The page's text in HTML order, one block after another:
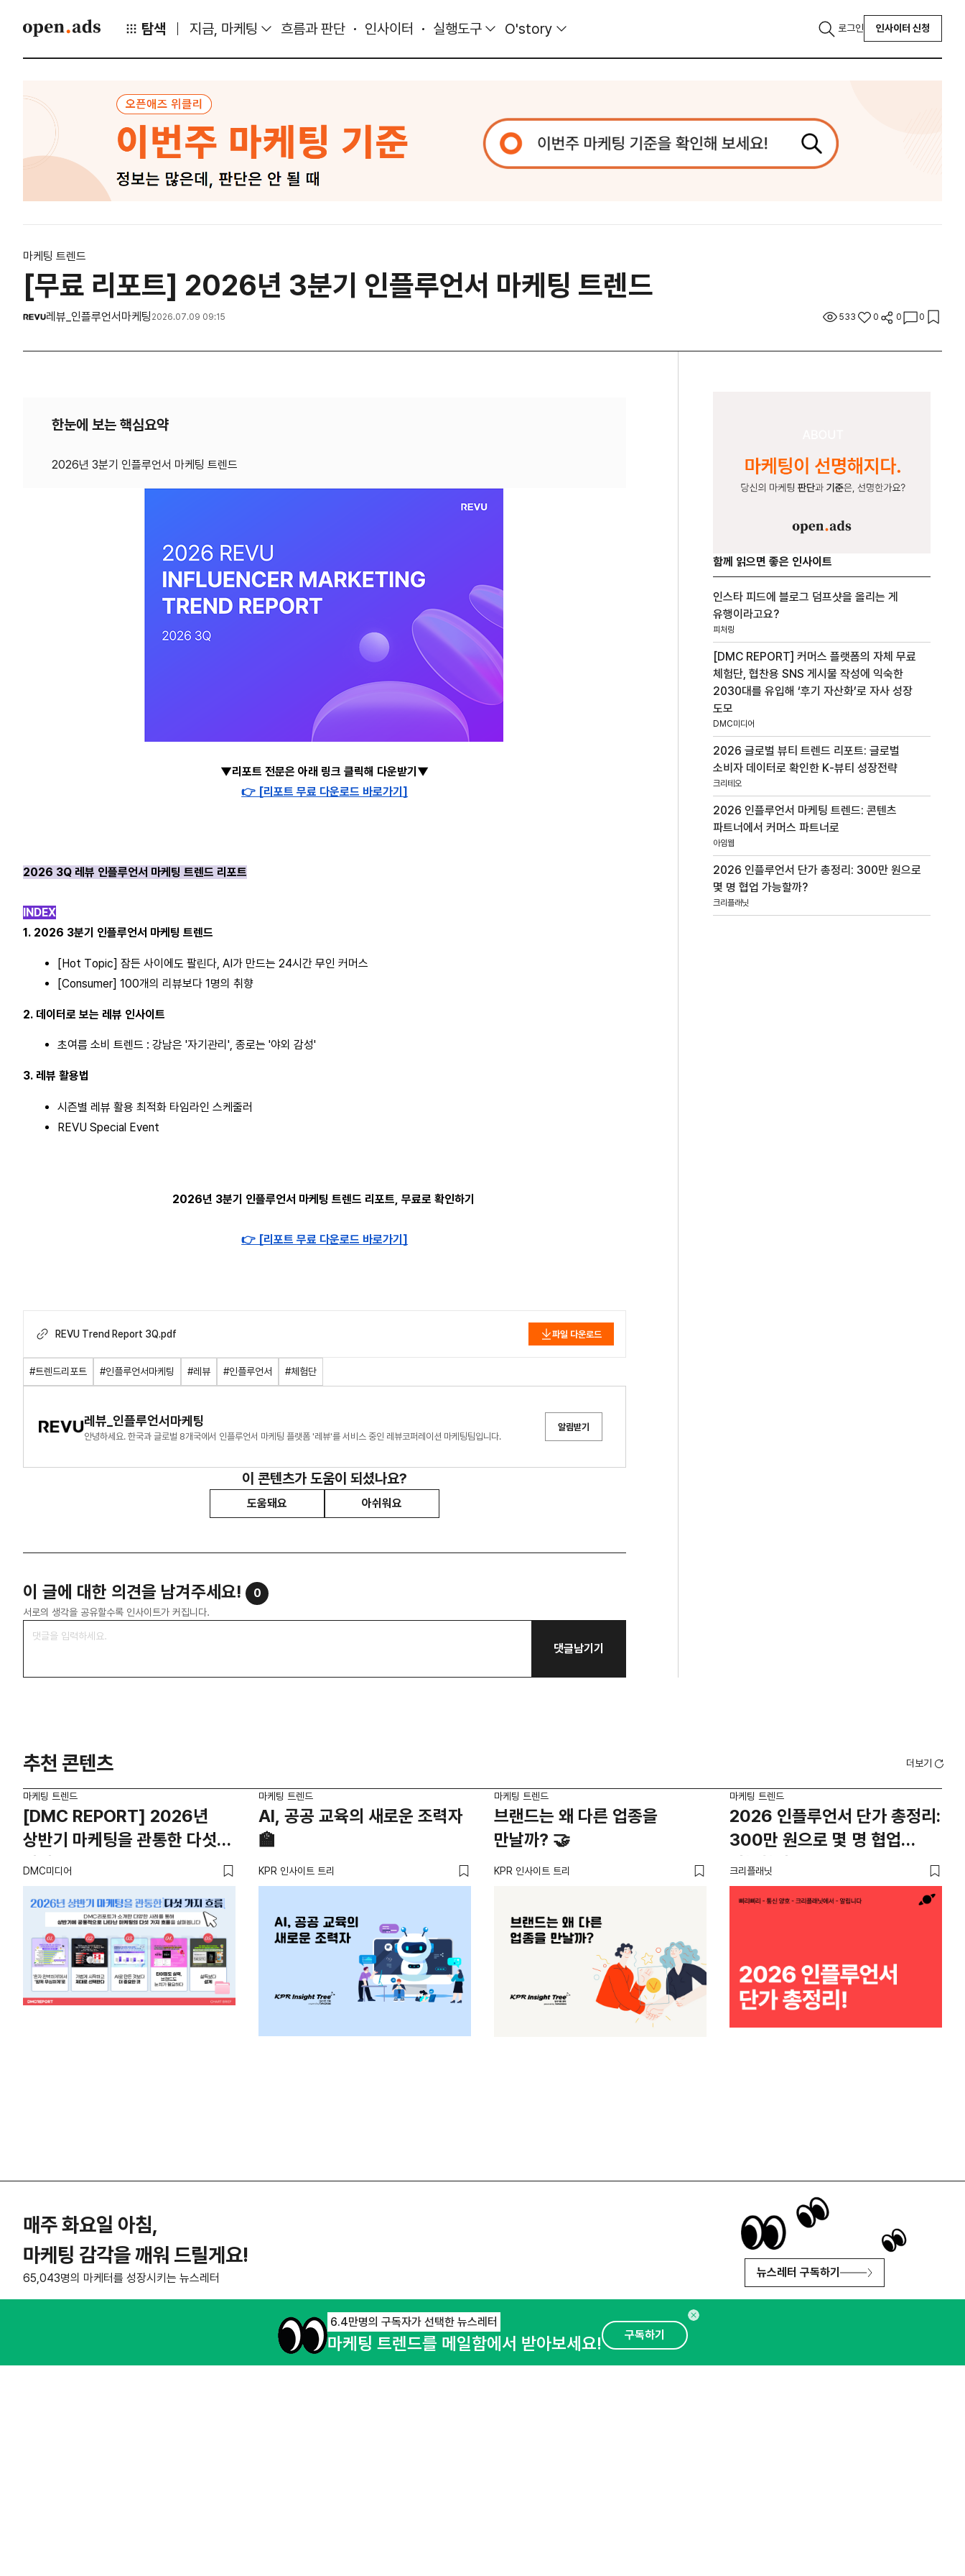
탐색 지금, 마케팅 흐름과 판단 인사이터 실행도구 O'story 로그인 인사이터 신청
마케팅 트렌드
[무료 리포트] 2026년 3분기 인플루언서 마케팅 트렌드
레뷰_인플루언서마케팅 2026.07.09 09:15 533 0 0 0
한눈에 보는 핵심요약
▼리포트 전문은 아래 링크 클릭해 다운받기▼
👉 [리포트 무료 다운로드 바로가기]
2026 3Q 레뷰 인플루언서 마케팅 트렌드 리포트
INDEX
1. 2026 3분기 인플루언서 마케팅 트렌드
[Hot Topic] 잠든 사이에도 팔린다, AI가 만드는 24시간 무인 커머스
[Consumer] 100개의 리뷰보다 1명의 취향
2. 데이터로 보는 레뷰 인사이트
초여름 소비 트렌드 : 강남은 '자기관리', 종로는 '야외 감성'
3. 레뷰 활용법
시즌별 레뷰 활용 최적화 타임라인 스케줄러
REVU Special Event
2026년 3분기 인플루언서 마케팅 트렌드 리포트, 무료로 확인하기
👉 [리포트 무료 다운로드 바로가기]
REVU Trend Report 3Q.pdf 파일 다운로드
#트렌드리포트 #인플루언서마케팅 #레뷰 #인플루언서 #체험단
레뷰_인플루언서마케팅
안녕하세요. 한국과 글로벌 8개국에서 인플루언서 마케팅 플랫폼 '레뷰'를 서비스 중인 레뷰코퍼레이션 마케팅팀입니다.
알림받기
이 콘텐츠가 도움이 되셨나요?
도움돼요 아쉬워요
이 글에 대한 의견을 남겨주세요! 0
서로의 생각을 공유할수록 인사이트가 커집니다.
댓글남기기
함께 읽으면 좋은 인사이트
인스타 피드에 블로그 덤프샷을 올리는 게
유행이라고요?
피처링
[DMC REPORT] 커머스 플랫폼의 자체 무료
체험단, 협찬용 SNS 게시물 작성에 익숙한
2030대를 유입해 ‘후기 자산화’로 자사 성장
도모
DMC미디어
2026 글로벌 뷰티 트렌드 리포트: 글로벌
소비자 데이터로 확인한 K-뷰티 성장전략
크리테오
2026 인플루언서 마케팅 트렌드: 콘텐츠
파트너에서 커머스 파트너로
아임웹
2026 인플루언서 단가 총정리: 300만 원으로
몇 명 협업 가능할까?
크리플래닛
추천 콘텐츠 더보기
마케팅 트렌드
[DMC REPORT] 2026년
상반기 마케팅을 관통한 다섯
가지 흐름
DMC미디어
마케팅 트렌드
AI, 공공 교육의 새로운 조력자
🏫
KPR 인사이트 트리
마케팅 트렌드
브랜드는 왜 다른 업종을
만날까? 🤝
KPR 인사이트 트리
마케팅 트렌드
2026 인플루언서 단가 총정리:
300만 원으로 몇 명 협업
가능할까?
크리플래닛
매주 화요일 아침,
마케팅 감각을 깨워 드릴게요!
65,043명의 마케터를 성장시키는 뉴스레터 뉴스레터 구독하기
NHN AD
6.4만명의 구독자가 선택한 뉴스레터
마케팅 트렌드를 메일함에서 받아보세요! 구독하기